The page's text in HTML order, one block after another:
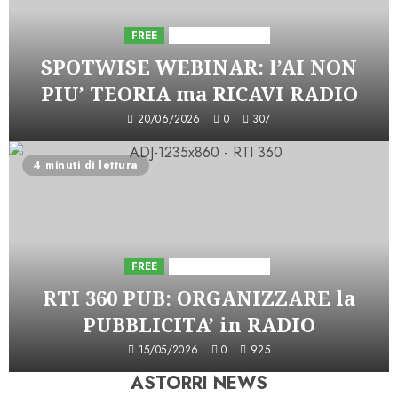
FREE
SPOTWISE WEBINAR: l’AI NON
PIU’ TEORIA ma RICAVI RADIO
20/06/2026 0 307
4 minuti di lettura
FREE
RTI 360 PUB: ORGANIZZARE la
PUBBLICITA’ in RADIO
15/05/2026 0 925
ASTORRI NEWS